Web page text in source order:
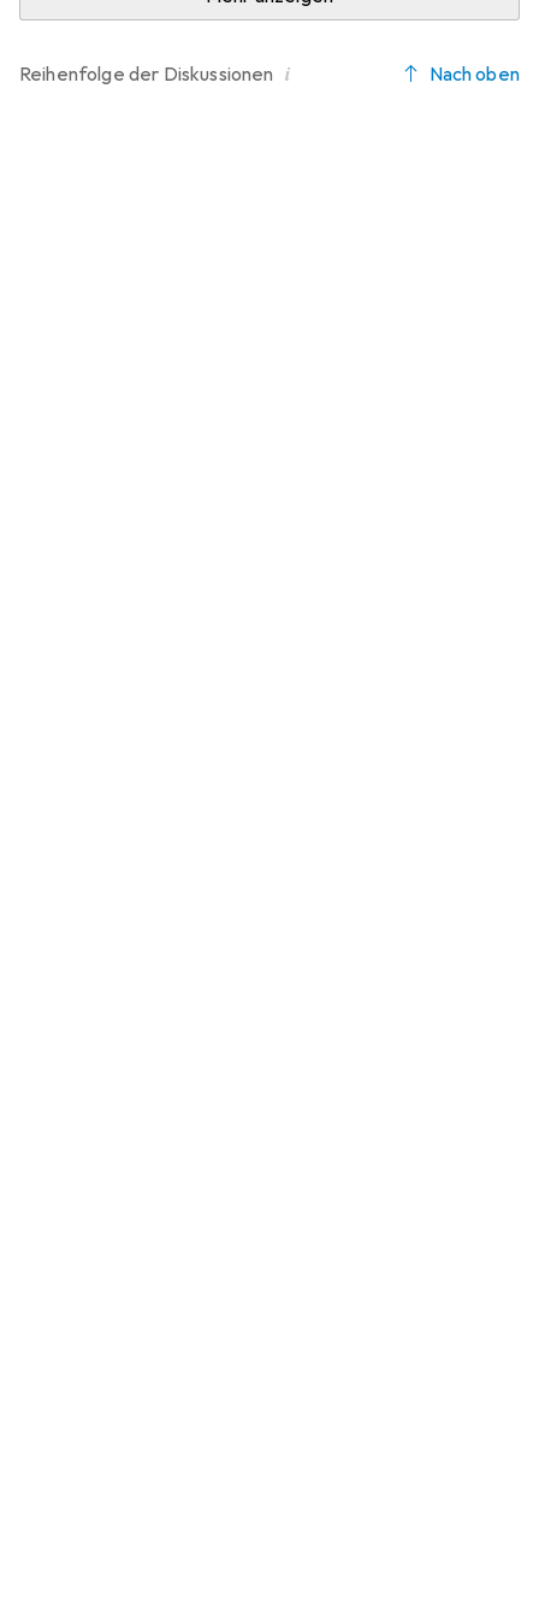
Reihenfolge der Diskussionen i Nach oben